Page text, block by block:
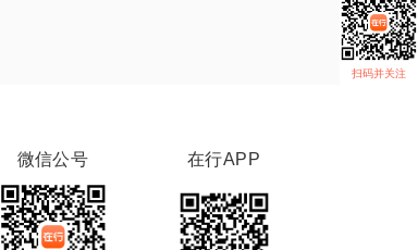
扫码并关注
微信公号 在行APP